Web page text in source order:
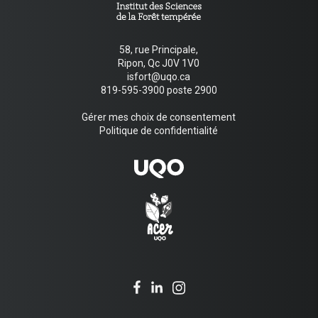
58, rue Principale,
Ripon, Qc J0V 1V0
isfort@uqo.ca
819-595-3900 poste 2900
Gérer mes choix de consentement
Politique de confidentialité